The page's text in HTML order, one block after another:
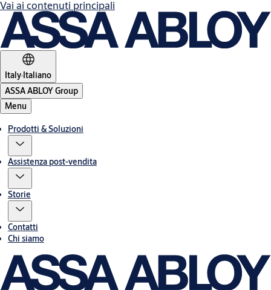
Vai ai contenuti principali
Italy·Italiano
ASSA ABLOY Group
Menu
Prodotti & Soluzioni
Assistenza post-vendita
Storie
Contatti
Chi siamo